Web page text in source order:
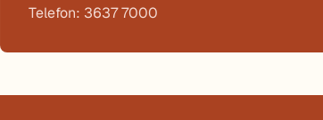
Telefon: 3637 7000